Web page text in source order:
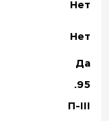
Нет
Нет
Да
.95
П-ІІІ